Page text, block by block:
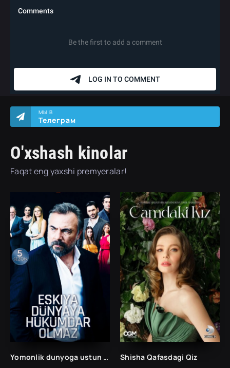
O'xshash kinolar
Faqat eng yaxshi premyeralar!
МЫ В
Телеграм
Yomonlik dunyoga ustun bo'lolmas uzbek tilida 1. 10. 20. 30. 40. 50. 60. 70. 80. 90. 100. 150. 200 Barcha qismlar ozbek tilida tarjima serial Shisha Qafasdagi Qiz